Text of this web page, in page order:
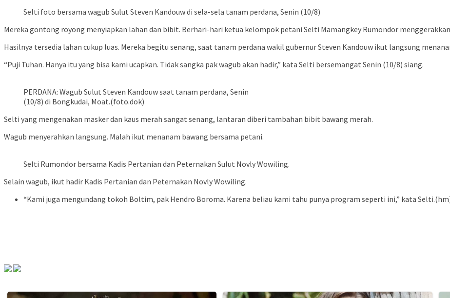
Selti foto bersama wagub Sulut Steven Kandouw di sela-sela tanam perdana, Senin (10/8)
Mereka gontong royong menyiapkan lahan dan bibit. Berhari-hari ketua kelompok petani Selti Mamangkey Rumondor
Hasilnya tersedia lahan cukup luas. Mereka begitu senang, saat tanam perdana wakil gubernur Steven Kandouw ikut langsung
“Puji Tuhan. Hanya itu yang bisa kami ucapkan. Tidak sangka pak wagub akan hadir,” kata Selti bersemangat Senin (10/8) siang.
PERDANA: Wagub Sulut Steven Kandouw saat tanam perdana, Senin
(10/8) di Bongkudai, Moat.(foto.dok)
Selti yang mengenakan masker dan kaus merah sangat senang, lantaran diberi tambahan bibit bawang merah.
Wagub menyerahkan langsung. Malah ikut menanam bawang bersama petani.
Selti Rumondor bersama Kadis Pertanian dan Peternakan Sulut Novly Wowiling.
Selain wagub, ikut hadir Kadis Pertanian dan Peternakan Novly Wowiling.
“Kami juga mengundang tokoh Boltim, pak Hendro Boroma. Karena beliau kami tahu punya program seperti ini,” kata